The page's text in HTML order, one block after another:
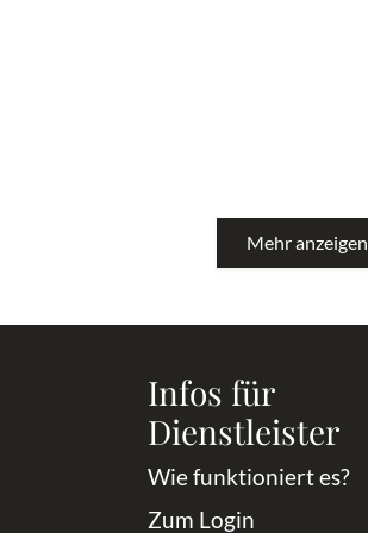
Mehr anzeigen
Infos für
Dienstleister
Wie funktioniert es?
Zum Login